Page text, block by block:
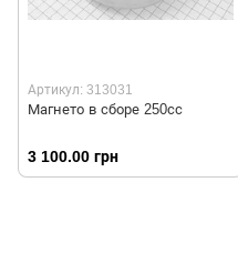
Артикул: 313031
Магнето в сборе 250сс
3 100.00 грн